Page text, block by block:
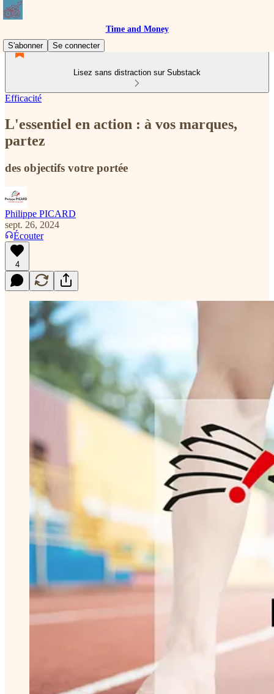
Time and Money
S'abonner
Se connecter
Lisez sans distraction sur Substack
Efficacité
L'essentiel en action : à vos marques,
partez
des objectifs votre portée
Philippe PICARD
sept. 26, 2024
Écouter
4